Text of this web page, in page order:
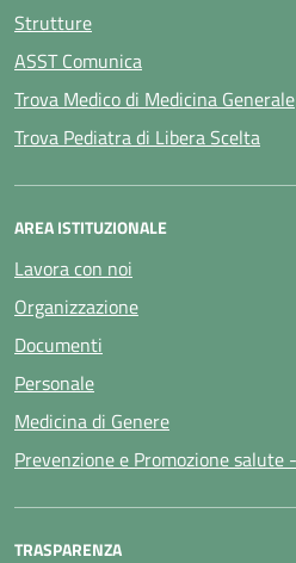
Strutture
ASST Comunica
Trova Medico di Medicina Generale
Trova Pediatra di Libera Scelta
AREA ISTITUZIONALE
Lavora con noi
Organizzazione
Documenti
Personale
Medicina di Genere
Prevenzione e Promozione salute
TRASPARENZA